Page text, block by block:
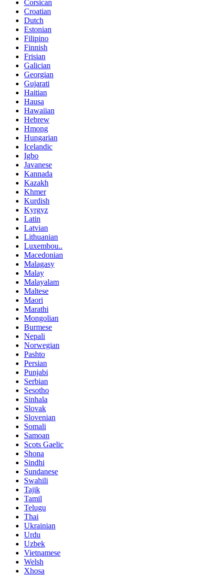
Corsican
Croatian
Dutch
Estonian
Filipino
Finnish
Frisian
Galician
Georgian
Gujarati
Haitian
Hausa
Hawaiian
Hebrew
Hmong
Hungarian
Icelandic
Igbo
Javanese
Kannada
Kazakh
Khmer
Kurdish
Kyrgyz
Latin
Latvian
Lithuanian
Luxembou..
Macedonian
Malagasy
Malay
Malayalam
Maltese
Maori
Marathi
Mongolian
Burmese
Nepali
Norwegian
Pashto
Persian
Punjabi
Serbian
Sesotho
Sinhala
Slovak
Slovenian
Somali
Samoan
Scots Gaelic
Shona
Sindhi
Sundanese
Swahili
Tajik
Tamil
Telugu
Thai
Ukrainian
Urdu
Uzbek
Vietnamese
Welsh
Xhosa